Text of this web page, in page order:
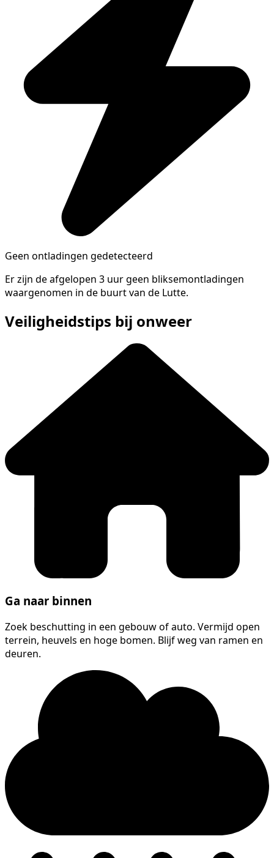
Geen ontladingen gedetecteerd
Er zijn de afgelopen 3 uur geen bliksemontladingen
waargenomen in de buurt van de Lutte.
Veiligheidstips bij onweer
Ga naar binnen
Zoek beschutting in een gebouw of auto. Vermijd open
terrein, heuvels en hoge bomen. Blijf weg van ramen en
deuren.